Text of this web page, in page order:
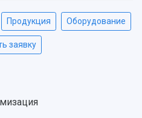
Продукция Оборудование
заявку